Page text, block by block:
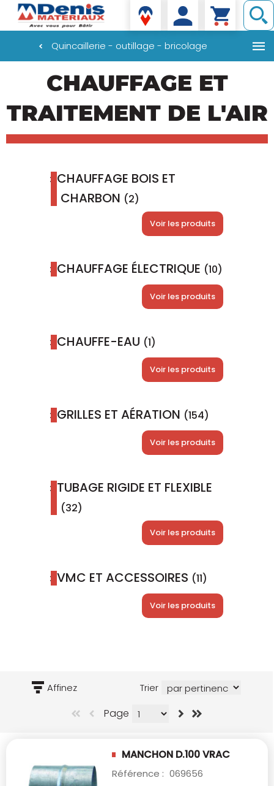
Denis matériaux
Quincaillerie - outillage - bricolage
CHAUFFAGE ET
TRAITEMENT DE L'AIR
CHAUFFAGE BOIS ET
CHARBON (2)
Voir les produits
CHAUFFAGE ÉLECTRIQUE (10)
Voir les produits
CHAUFFE-EAU (1)
Voir les produits
GRILLES ET AÉRATION (154)
Voir les produits
TUBAGE RIGIDE ET FLEXIBLE
(32)
Voir les produits
VMC ET ACCESSOIRES (11)
Voir les produits
Affinez Trier
Page
MANCHON D.100 VRAC
Référence : 069656